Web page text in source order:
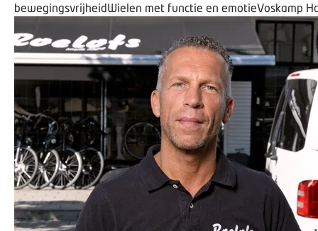
bewegingsvrijheidWielen met functie en emotieVoskamp